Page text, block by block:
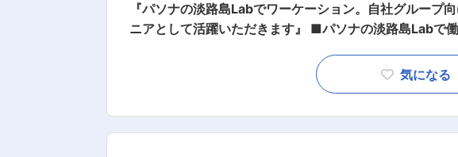
『パソナの淡路島Labでワーケーション。自社グルー
ニアとして活躍いただきます』 ■パソナの淡路島Labで働くメリット パソナの福利厚生に加え、淡路島勤務者のみの豪華な福利厚生が揃って
食/パソナグループの飲食店での夕食無料/半額サービス
する2歳児〜小学生向けのインターナショナルスクール ■業務詳細 ご経験に応じて下記いずれかの部署でエンジニアとしてプロジェクトに参
気になる